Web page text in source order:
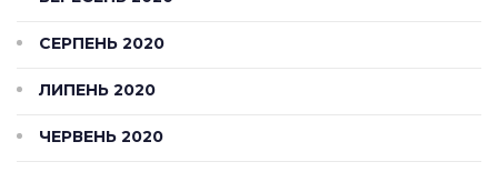
СЕРПЕНЬ 2020
ЛИПЕНЬ 2020
ЧЕРВЕНЬ 2020